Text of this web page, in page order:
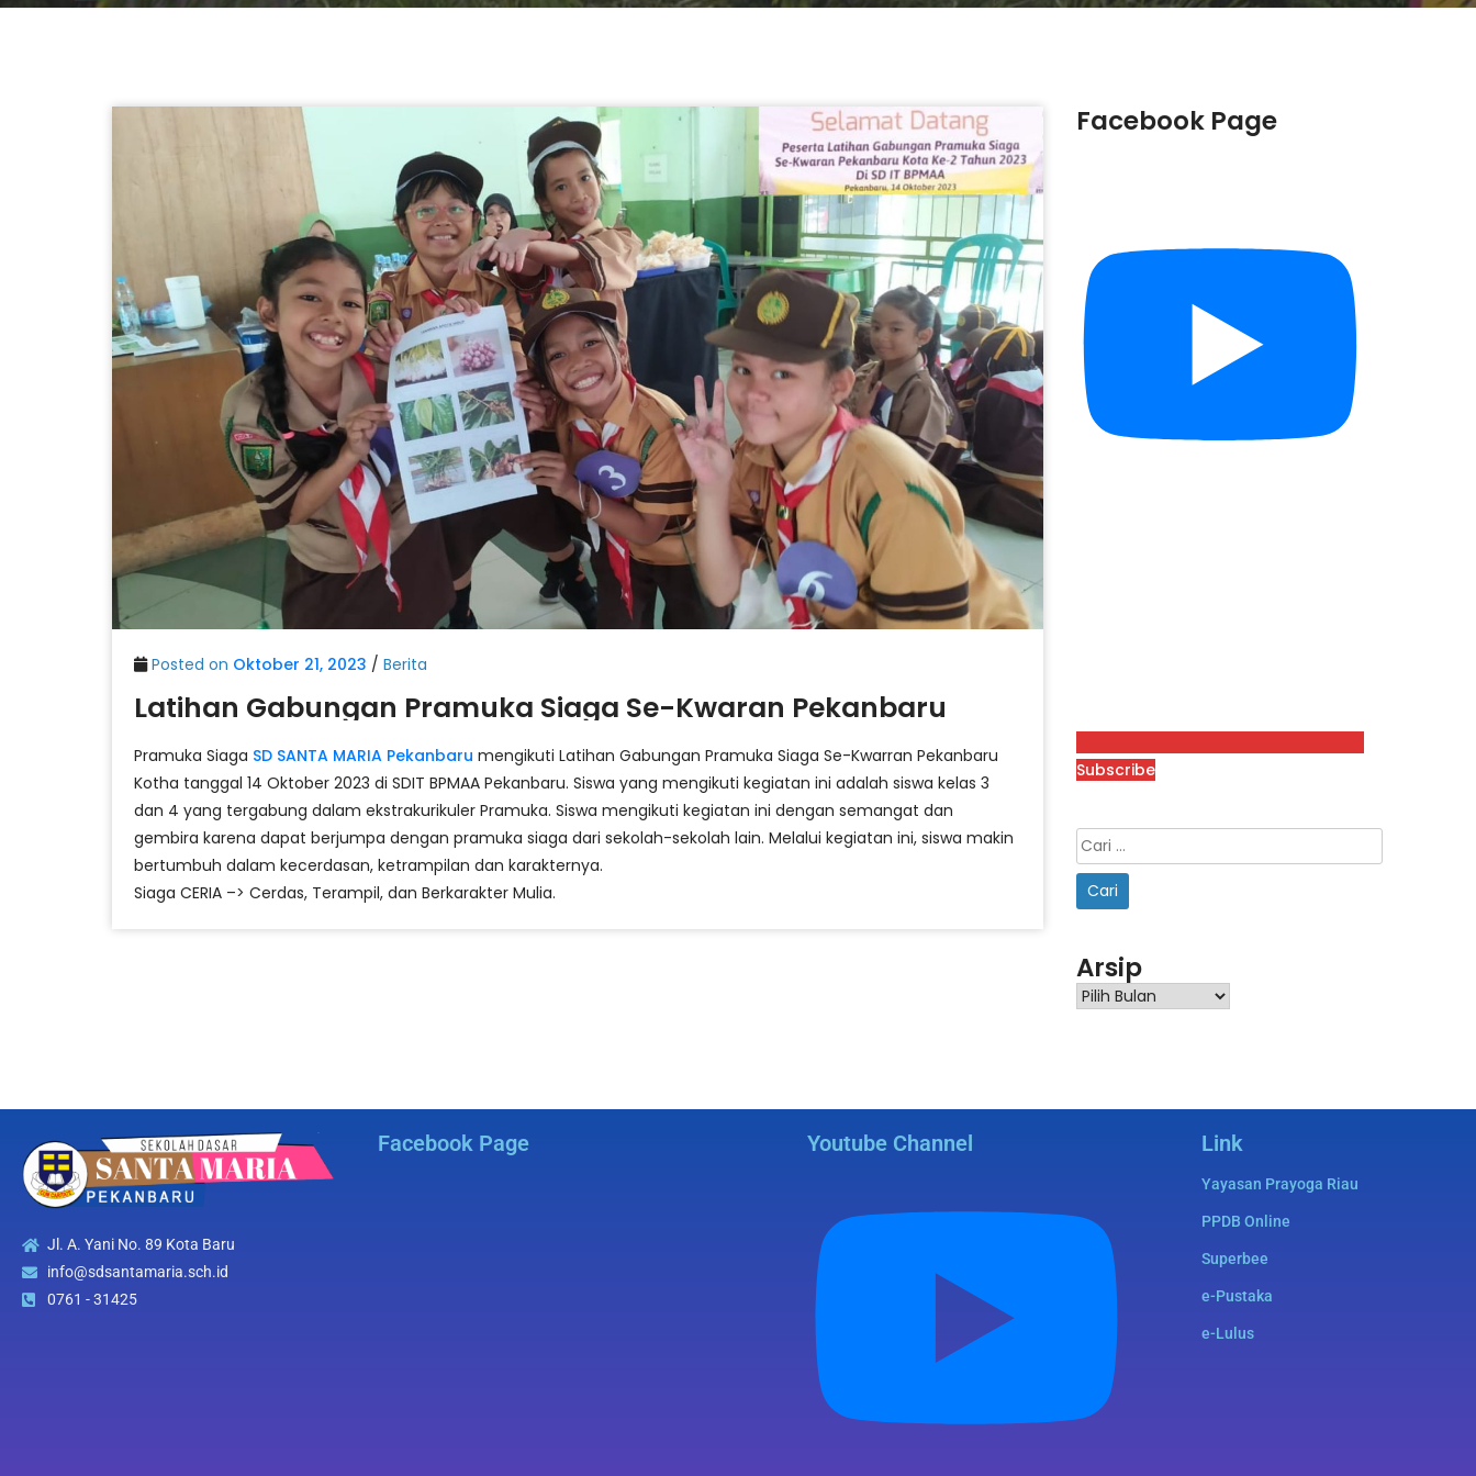
Posted on Oktober 21, 2023 / Berita
Latihan Gabungan Pramuka Siaga Se-Kwaran Pekanbaru
Pramuka Siaga SD SANTA MARIA Pekanbaru mengikuti Latihan Gabungan Pramuka Siaga Se-Kwarran Pekanbaru
Kotha tanggal 14 Oktober 2023 di SDIT BPMAA Pekanbaru. Siswa yang mengikuti kegiatan ini adalah siswa kelas 3
dan 4 yang tergabung dalam ekstrakurikuler Pramuka. Siswa mengikuti kegiatan ini dengan semangat dan
gembira karena dapat berjumpa dengan pramuka siaga dari sekolah-sekolah lain. Melalui kegiatan ini, siswa makin
bertumbuh dalam kecerdasan, ketrampilan dan karakternya.
Siaga CERIA –> Cerdas, Terampil, dan Berkarakter Mulia.
Facebook Page
Subscribe
Arsip
Jl. A. Yani No. 89 Kota Baru
info@sdsantamaria.sch.id
0761 - 31425
Facebook Page Youtube Channel Link
Yayasan Prayoga Riau
PPDB Online
Superbee
e-Pustaka
e-Lulus